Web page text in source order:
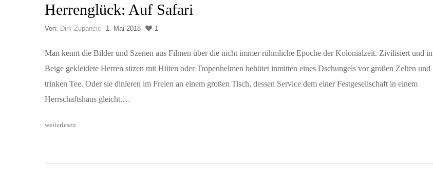
Herrenglück: Auf Safari
Von: Dirk Zupancic 1. Mai 2018 1
Man kennt die Bilder und Szenen aus Filmen über die nicht immer rühmliche Epoche der Kolonialzeit. Zivilisiert und in
Beige gekleidete Herren sitzen mit Hüten oder Tropenhelmen behütet inmitten eines Dschungels vor großen Zelten und
trinken Tee. Oder sie dinieren im Freien an einem großen Tisch, dessen Service dem einer Festgesellschaft in einem
Herrschaftshaus gleicht.…
weiterlesen